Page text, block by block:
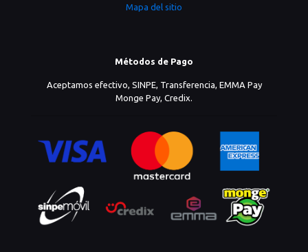
Mapa del sitio
Métodos de Pago
Aceptamos efectivo, SINPE, Transferencia, EMMA Pay
Monge Pay, Credix.